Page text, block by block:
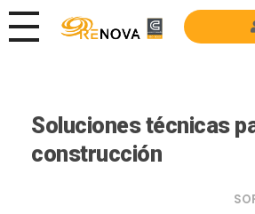
Soluciones técnicas
construcción